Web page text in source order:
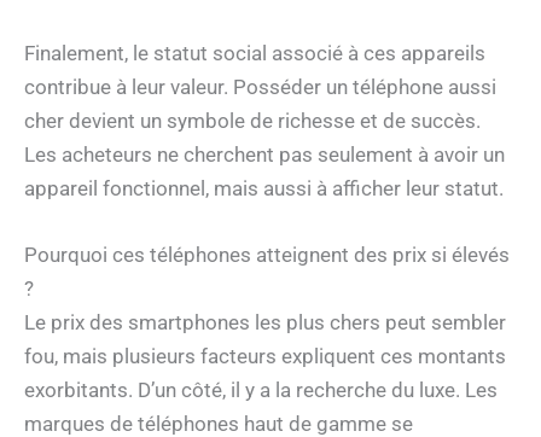
Finalement, le statut social associé à ces appareils
contribue à leur valeur. Posséder un téléphone aussi
cher devient un symbole de richesse et de succès.
Les acheteurs ne cherchent pas seulement à avoir un
appareil fonctionnel, mais aussi à afficher leur statut.
Pourquoi ces téléphones atteignent des prix si élevés
?
Le prix des smartphones les plus chers peut sembler
fou, mais plusieurs facteurs expliquent ces montants
exorbitants. D’un côté, il y a la recherche du luxe. Les
marques de téléphones haut de gamme se